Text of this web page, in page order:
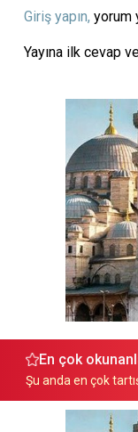
Giriş yapın, yorum
Yayına ilk cevap
En çok
Şu anda en çok